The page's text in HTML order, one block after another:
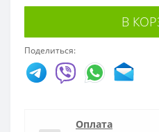
В
Поделиться:
Оплата